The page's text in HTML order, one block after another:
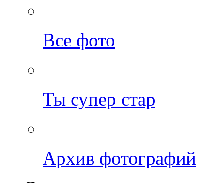
Все фото
Ты супер стар
Архив фотографий